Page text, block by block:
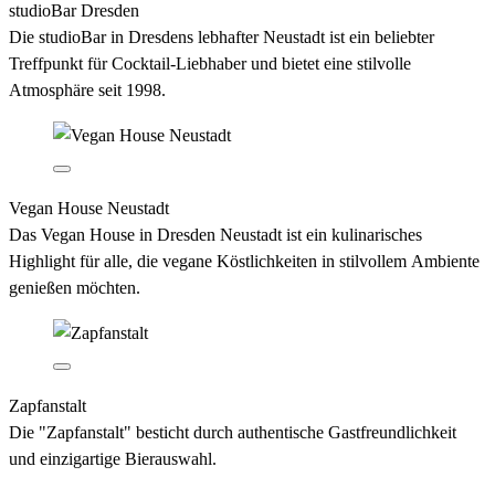
studioBar Dresden
Die studioBar in Dresdens lebhafter Neustadt ist ein beliebter
Treffpunkt für Cocktail-Liebhaber und bietet eine stilvolle
Atmosphäre seit 1998.
Vegan House Neustadt
Das Vegan House in Dresden Neustadt ist ein kulinarisches
Highlight für alle, die vegane Köstlichkeiten in stilvollem Ambiente
genießen möchten.
Zapfanstalt
Die "Zapfanstalt" besticht durch authentische Gastfreundlichkeit
und einzigartige Bierauswahl.